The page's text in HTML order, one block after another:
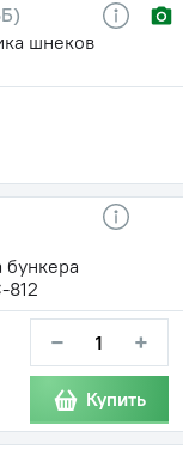
шнеков
бункера
812
− +
Купить